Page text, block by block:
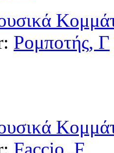
Ρομποτής, Γ